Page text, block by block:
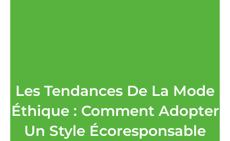
Les Tendances De La Mode
Éthique : Comment Adopter
Un Style Écoresponsable